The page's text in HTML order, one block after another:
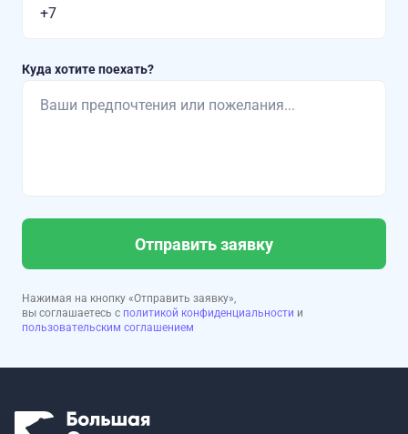
Куда хотите поехать?
Отправить заявку
Нажимая на кнопку «Отправить заявку»,
вы соглашаетесь с политикой конфиденциальности и
пользовательским соглашением